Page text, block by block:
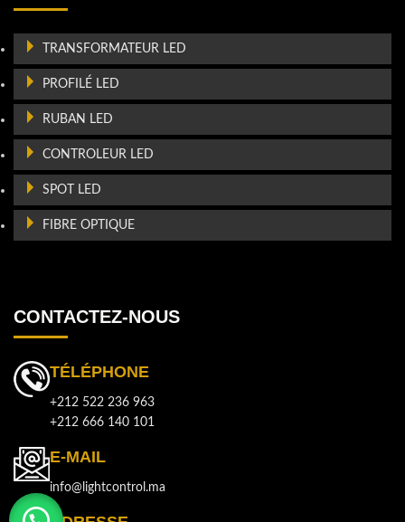
TRANSFORMATEUR LED
PROFILÉ LED
RUBAN LED
CONTROLEUR LED
SPOT LED
FIBRE OPTIQUE
CONTACTEZ-NOUS
TÉLÉPHONE
+212 522 236 963
+212 666 140 101
E-MAIL
info@lightcontrol.ma